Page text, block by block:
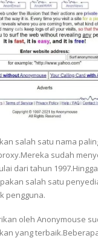
salah satu nama
sudah
dari tahun
salah satu
pengguna.
oleh Anonymouse
yang